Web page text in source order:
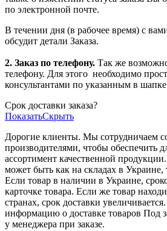
по электронной почте.
В течении дня (в рабочее время) с
обсудит детали Заказа.
2. Заказ по телефону. Так же
телефону. Для этого необходимо
консультантами по указанным в
Срок доставки заказа?
ПоказатьСкрыть
Дорогие клиенты. Мы сотрудничаем
производителями, чтобы обеспечить
ассортимент качественной
может быть как на складах в Украине,
Если товар в наличии в Украине,
карточке товара. Если же товар
странах, срок доставки
информацию о доставке товаров Под
у менеджера при заказе.